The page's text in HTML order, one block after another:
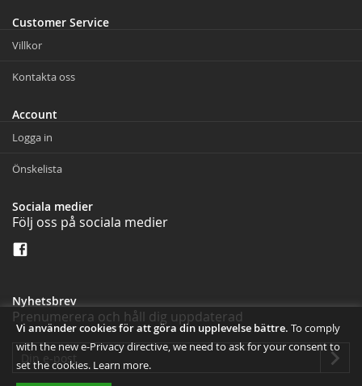
Vi använder cookies för att göra din upplevelse bättre. To comply
with the new e-Privacy directive, we need to ask for your consent to
set the cookies. Learn more.
Customer Service
Villkor
Kontakta oss
Account
Logga in
Önskelista
Sociala medier
Följ oss på sociala medier
Nyhetsbrev
Prenumerera och håll dig uppdaterad